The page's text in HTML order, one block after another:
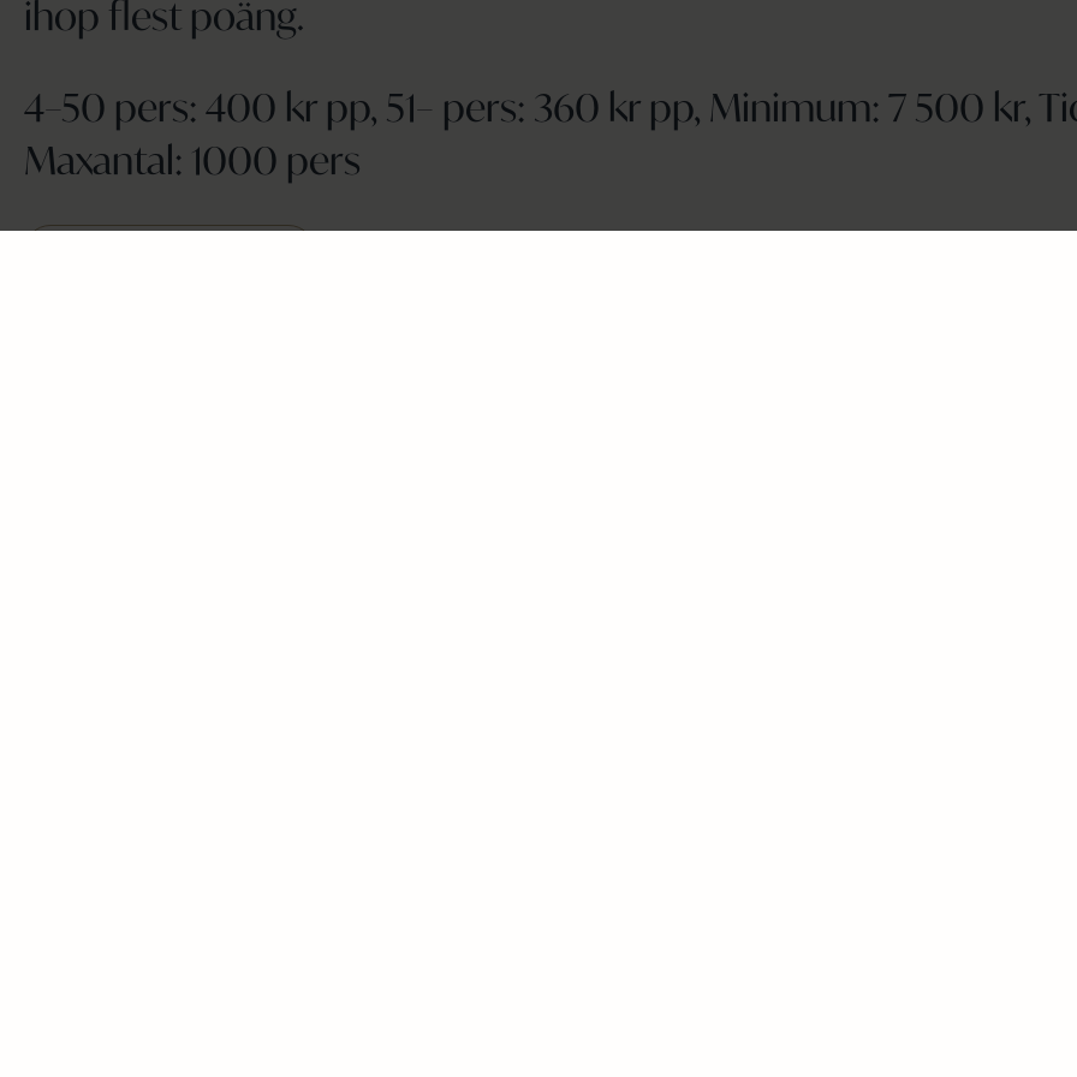
ihop flest poäng.
4–50 pers: 400 kr pp, 51– pers: 360 kr pp, Minimum: 7 500 kr,
Maxantal: 1000 pers